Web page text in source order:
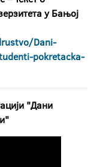
у Бањој
Dani-
pokretacka-
"Дани